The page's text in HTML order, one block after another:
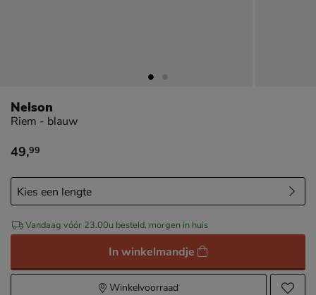
Nelson
Riem - blauw
€ 49,99
49,99
Vandaag vóór 23.00u besteld, morgen in huis
In winkelmandje
Winkelvoorraad